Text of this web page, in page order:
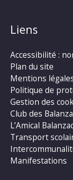
Liens
Accessibilité :
Plan du site
Mentions
Politique de
Gestion des
Club des
L’Amical
Transport
Manifestations